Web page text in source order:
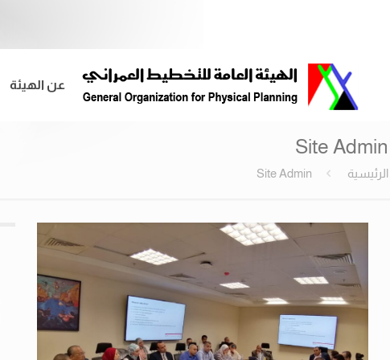
عن الهيئة
Site Admin
الرئيسية Site Admin